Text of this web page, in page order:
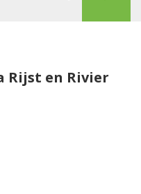
Rijst en Rivier